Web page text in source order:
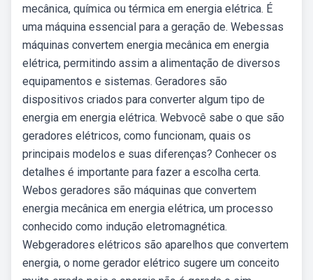
mecânica, química ou térmica em energia elétrica. É
uma máquina essencial para a geração de. Webessas
máquinas convertem energia mecânica em energia
elétrica, permitindo assim a alimentação de diversos
equipamentos e sistemas. Geradores são
dispositivos criados para converter algum tipo de
energia em energia elétrica. Webvocê sabe o que são
geradores elétricos, como funcionam, quais os
principais modelos e suas diferenças? Conhecer os
detalhes é importante para fazer a escolha certa.
Webos geradores são máquinas que convertem
energia mecânica em energia elétrica, um processo
conhecido como indução eletromagnética.
Webgeradores elétricos são aparelhos que convertem
energia, o nome gerador elétrico sugere um conceito